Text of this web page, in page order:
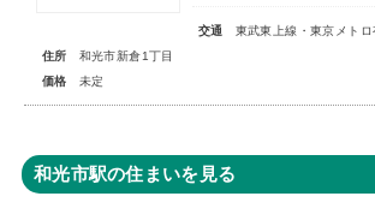
交通
東武東上線・東京メトロ有楽町線・東京
住所
和光市新倉1丁目
価格
未定
和光市駅の住まいを見る